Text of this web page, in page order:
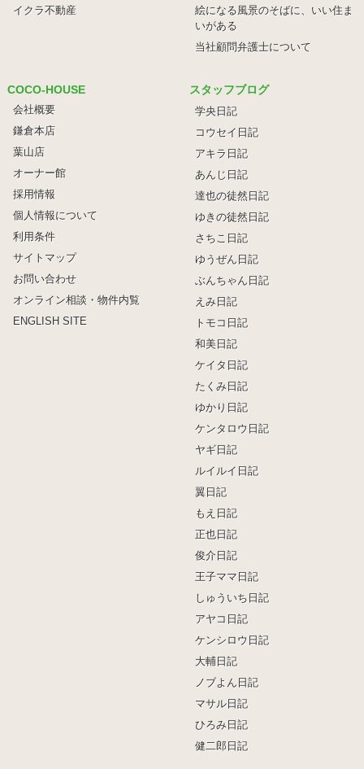
イクラ不動産
絵になる風景のそばに、 いい住ま
いがある
当社顧問弁護士について
COCO-HOUSE
会社概要
鎌倉本店
葉山店
オーナー館
採用情報
個人情報について
利用条件
サイトマップ
お問い合わせ
オンライン相談・物件内覧
ENGLISH SITE
スタッフブログ
学央日記
コウセイ日記
アキラ日記
あんじ日記
達也の徒然日記
ゆきの徒然日記
さちこ日記
ゆうぜん日記
ぶんちゃん日記
えみ日記
トモコ日記
和美日記
ケイタ日記
たくみ日記
ゆかり日記
ケンタロウ日記
ヤギ日記
ルイルイ日記
翼日記
もえ日記
正也日記
俊介日記
王子ママ日記
しゅういち日記
アヤコ日記
ケンシロウ日記
大輔日記
ノブよん日記
マサル日記
ひろみ日記
健二郎日記